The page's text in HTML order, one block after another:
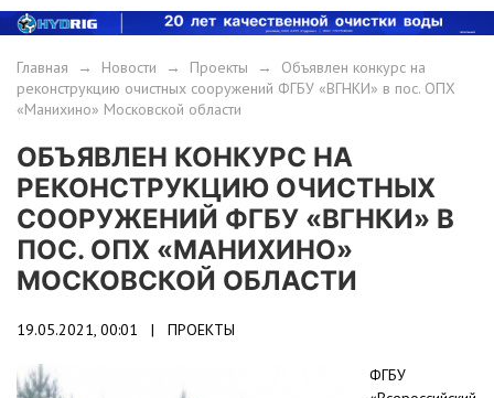
Главная → Новости → Проекты → Объявлен конкурс на
реконструкцию очистных сооружений ФГБУ «ВГНКИ» в пос. ОПХ
«Манихино» Московской области
ОБЪЯВЛЕН КОНКУРС НА
РЕКОНСТРУКЦИЮ ОЧИСТНЫХ
СООРУЖЕНИЙ ФГБУ «ВГНКИ» В
ПОС. ОПХ «МАНИХИНО»
МОСКОВСКОЙ ОБЛАСТИ
19.05.2021, 00:01 | ПРОЕКТЫ
ФГБУ